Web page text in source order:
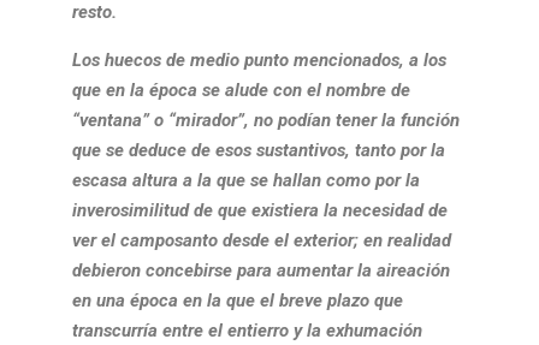
resto.
Los huecos de medio punto mencionados, a los
que en la época se alude con el nombre de
“ventana” o “mirador”, no podían tener la función
que se deduce de esos sustantivos, tanto por la
escasa altura a la que se hallan como por la
inverosimilitud de que existiera la necesidad de
ver el camposanto desde el exterior; en realidad
debieron concebirse para aumentar la aireación
en una época en la que el breve plazo que
transcurría entre el entierro y la exhumación